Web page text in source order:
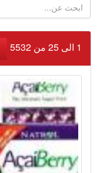
1 الى 25 من 5532